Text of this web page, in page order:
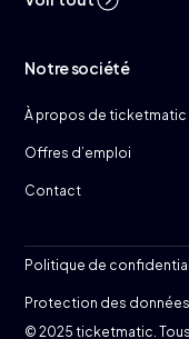
Notre société
À propos de ticketmatic
Offres d’emploi
Contact
© 2025 ticketmatic.
Politique de
Protection des